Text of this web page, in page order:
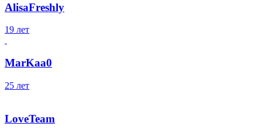
AlisaFreshly
19 лет
MarKaa0
25 лет
LoveTeam